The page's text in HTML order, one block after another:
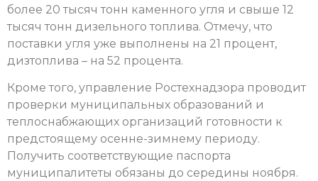
более 20 тысяч тонн каменного угля и свыше 12
тысяч тонн дизельного топлива. Отмечу, что
поставки угля уже выполнены на 21 процент,
дизтоплива – на 52 процента.
Кроме того, управление Ростехнадзора проводит
проверки муниципальных образований и
теплоснабжающих организаций готовности к
предстоящему осенне-зимнему периоду.
Получить соответствующие паспорта
муниципалитеты обязаны до середины ноября.